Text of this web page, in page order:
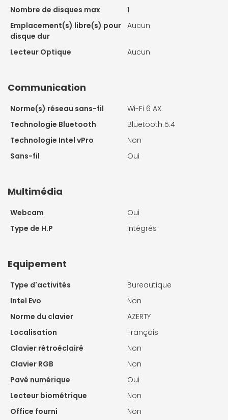
Nombre de disques max
1
Emplacement(s) libre(s) pour
disque dur
Aucun
Lecteur Optique Aucun
Communication
Norme(s) réseau sans-fil
Wi-Fi 6 AX
Technologie Bluetooth
Bluetooth 5.4
Technologie Intel vPro
Non
Sans-fil
Oui
Multimédia
Webcam
Oui
Type de H.P
Intégrés
Equipement
Type d'activités
Bureautique
Intel Evo
Non
Norme du clavier
AZERTY
Localisation
Français
Clavier rétroéclairé
Non
Clavier RGB
Non
Pavé numérique
Oui
Lecteur biométrique
Non
Office fourni
Non